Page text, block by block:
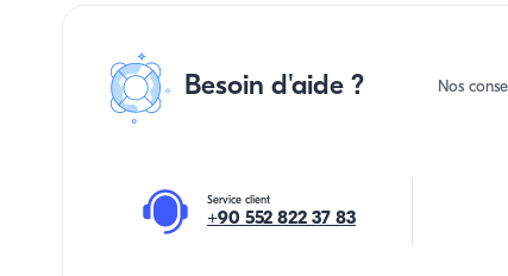
Besoin d'aide ? Nos
Service client
+90 552 822 37 83